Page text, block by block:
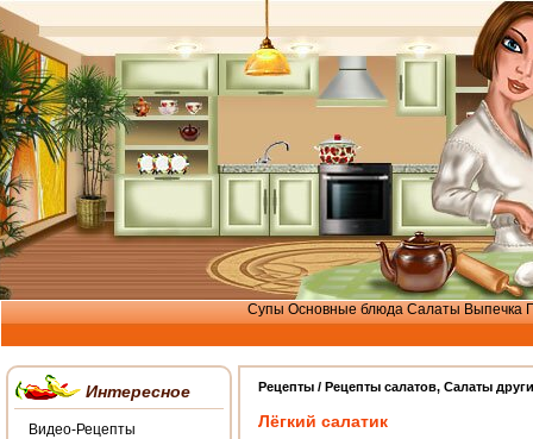
Супы Основные блюда Салаты Выпечка
Рецепты / Рецепты салатов, Салаты
Лёгкий салатик
Интересное
Видео-Рецепты